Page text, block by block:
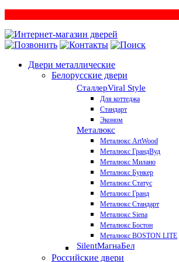
Двери металлические
Белорусские двери
СталлерViral Style
Для коттеджа
Стандарт
Эконом
Металюкс
Металюкс ArtWood
Металюкс ГрандВуд
Металюкс Милано
Металюкс Бункер
Металюкс Статус
Металюкс Гранд
Металюкс Стандарт
Металюкс Siena
Металюкс Бостон
Металюкс BOSTON LITE
SilentМагнаБел
Российские двери